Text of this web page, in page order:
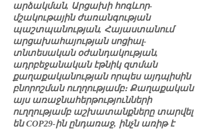
արձակման, Արցախի հոգևոր-
մշակութային ժառանգության
պաշտպանության, Հայաստանում
արցախահայության սոցիալ-
տնտեսական օժանդակության,
ադրբեջանական էթնիկ զտման
քաղաքակա­նության որպես այդպիսին
բնորոշման ուղղությամբ։ Քաղաքական
այս առաջնահերթու­թյունների
ուղղությամբ աշխատանքները տարվել
են COP29-ին ընդառաջ, ինչն առիթ է